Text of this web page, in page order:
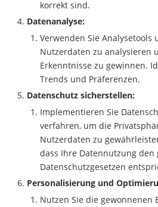
korrekt sind.
Datenanalyse:
Verwenden Sie Analysetools
Nutzerdaten zu analysieren
Erkenntnisse zu gewinnen.
Trends und Präferenzen.
Datenschutz sicherstellen:
Implementieren Sie
verfahren, um die
Nutzerdaten zu
dass Ihre Datennutzung den
Datenschutzgesetzen
Personalisierung und
Nutzen Sie die gewonnenen